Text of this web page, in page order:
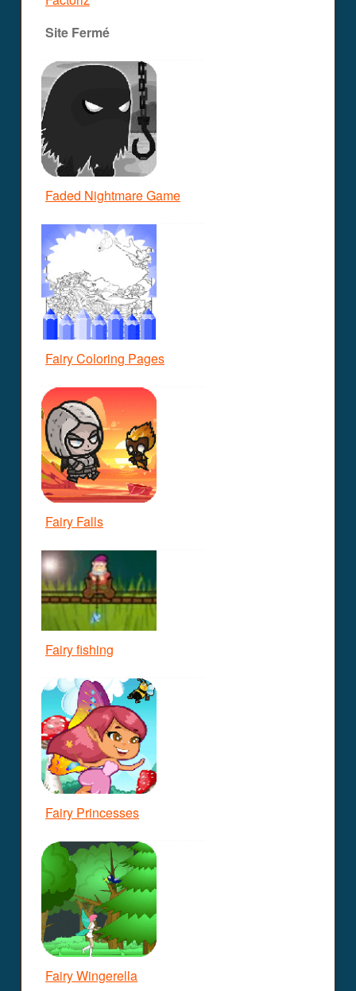
Site Fermé
Faded Nightmare Game
Fairy Coloring Pages
Fairy Falls
Fairy fishing
Fairy Princesses
Fairy Wingerella